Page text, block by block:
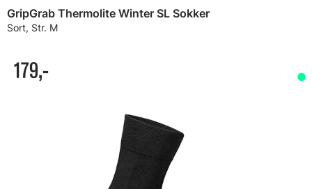
GripGrab Thermolite Winter SL Sokker
Sort, Str. M
179,-